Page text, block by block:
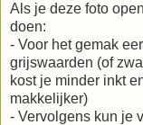
Als je deze foto
doen:
- Voor het gemak
grijswaarden (of
kost je minder inkt
makkelijker)
- Vervolgens kun je